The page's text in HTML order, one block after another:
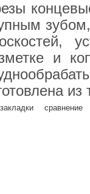
и
из
сравнение